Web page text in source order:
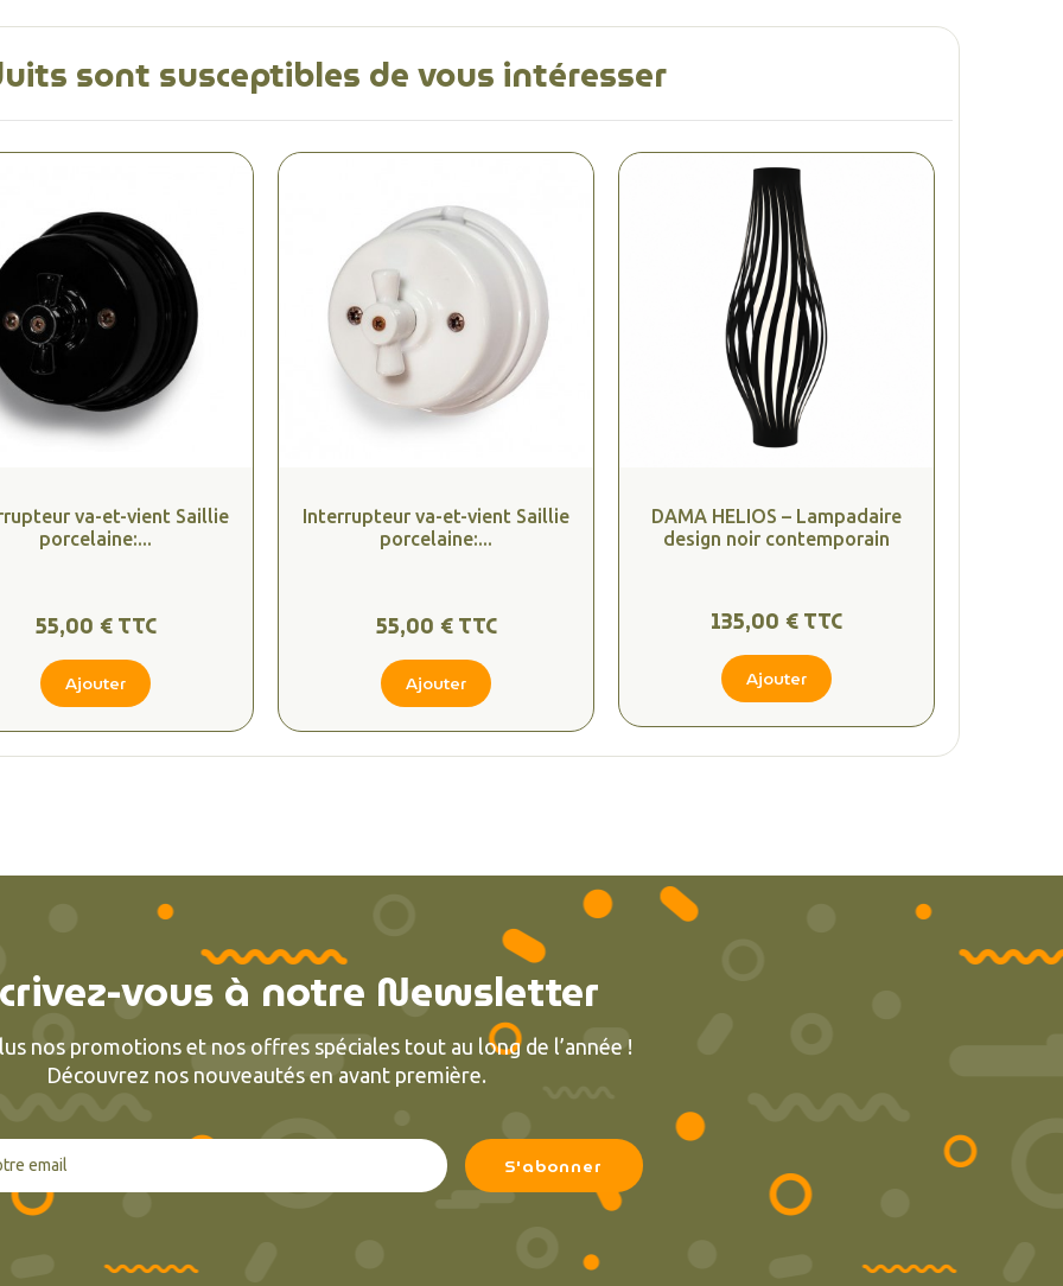
sont susceptibles de vous intéresser
va-et-vient Saillie
porcelaine:...
55,00 € TTC
Ajouter
Interrupteur va-et-vient Saillie
porcelaine:...
55,00 € TTC
Ajouter
DAMA HELIOS – Lampadaire
design noir contemporain
135,00 € TTC
Ajouter
vous à notre Newsletter
nos promotions et nos offres spéciales tout au long de l’année !
Découvrez nos nouveautés en avant première.